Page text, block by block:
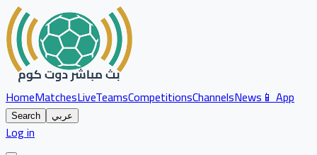
HomeMatchesLiveTeamsCompetitionsChannelsNews📱 App
Search عربي
Log in